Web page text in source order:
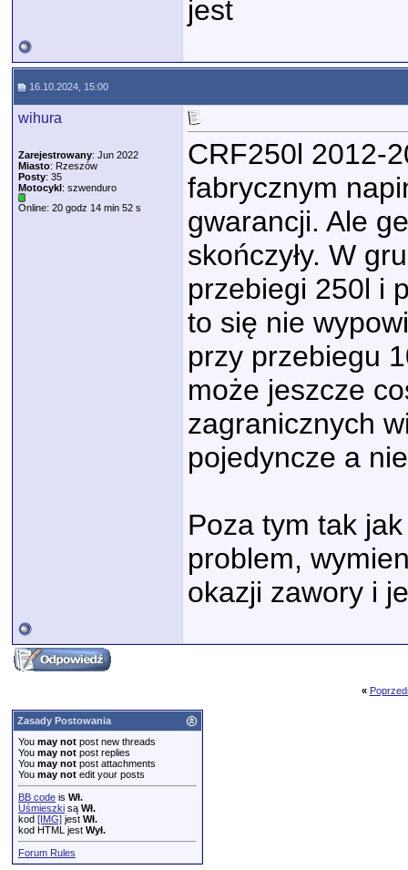
jest
16.10.2024, 15:00
wihura
Zarejestrowany: Jun 2022
Miasto: Rzeszów
Posty: 35
Motocykl: szwenduro
Online: 20 godz 14 min 52 s
CRF250l 2012-
fabrycznym
gwarancji. Ale
skończyły. W
przebiegi 250l i
to się nie
przy przebiegu
może jeszcze
zagranicznych
pojedyncze a
Poza tym tak
problem,
okazji zawory i
«
Zasady Postowania
You may not post new threads
You may not post replies
You may not post attachments
You may not edit your posts
BB code is Wł.
Uśmieszki są Wł.
kod [IMG] jest Wł.
kod HTML jest Wył.
Forum Rules